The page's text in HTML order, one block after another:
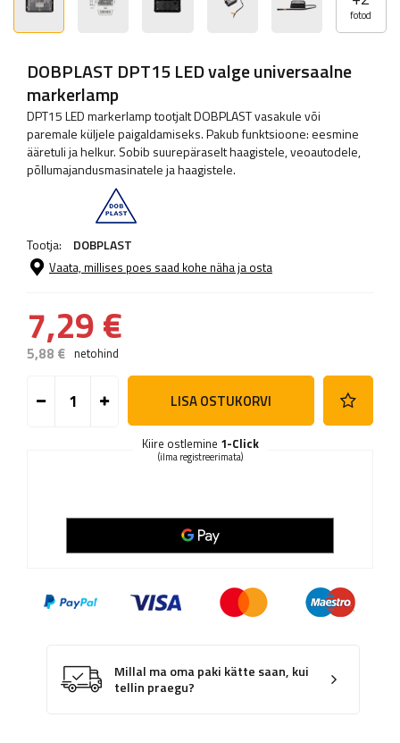
fotod
DOBPLAST DPT15 LED valge universaalne
markerlamp
DPT15 LED markerlamp tootjalt DOBPLAST vasakule või
paremale küljele paigaldamiseks. Pakub funktsioone: eesmine
ääretuli ja helkur. Sobib suurepäraselt haagistele, veoautodele,
põllumajandusmasinatele ja haagistele.
Tootja: DOBPLAST
Vaata, millises poes saad kohe näha ja osta
7,29 €
5,88 € netohind
LISA OSTUKORVI
Kiire ostlemine 1-Click
(ilma registreerimata)
Millal ma oma paki kätte saan, kui
tellin praegu?